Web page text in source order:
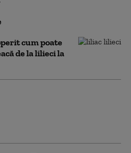
cum poate
de la lilieci la